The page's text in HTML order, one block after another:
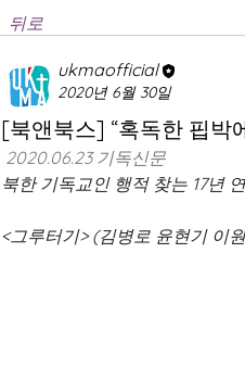
뒤로
ukmaofficial
2020년 6월 30일
[북앤북스] “혹독한 핍박
2020.06.23 기독신문
북한 기독교인 행적 찾는 17년
<그루터기> (김병로 윤현기 이